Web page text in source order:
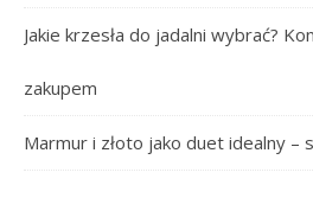
Jakie krzesła do jadalni wybrać?
zakupem
Marmur i złoto jako duet idealny –